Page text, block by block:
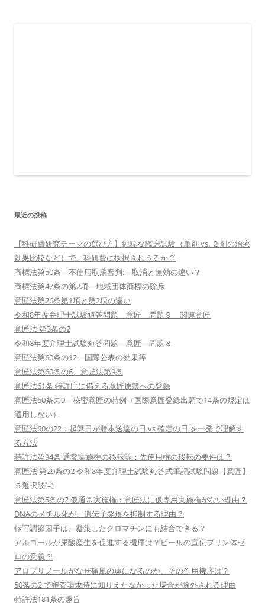
最近の投稿
【科研費研究テーマの選び方】純粋な臨床試験（単剤 vs. ２剤の治療
効果比較など）で、科研費に採択されうるか？
商標法第50条 不使用取消審判: 取消と無効の違い？
商標法第47条の第2項 地域団体商標の除斥
意匠法第26条第1項と第2項の違い
令和8年度弁理士試験短答問題 意匠 問題９ 関連意匠
意匠法 第3条の2
令和8年度弁理士試験短答問題 意匠 問題８
意匠法第60条の12 国際公表の効果等
意匠法第60条の6、意匠法第9条
意匠法61条 特許庁に備える意匠原簿への登録
意匠法60条の9 秘密意匠の特例（国際意匠登録出願で14条の規定は
適用しない）
意匠法60の22：起算日が謄本送達の日 vs 確定の日 を一発で理解す
る方法
特許法第94条 通常実施権の移転等：先使用権の移転の要件は？
意匠法 第29条の2 令和8年度弁理士試験短答式筆記試験問題【意匠】
５選択肢(ﾆ)
意匠法第5条の2 仮通常実施権：意匠法に仮専用実施権がない理由？
DNAのメチル化が、遺伝子発現を抑制する理由？
転写調節因子は、凝集したクロマチンにも結合できる？
アルコールが尿酸産生を促進する機序は？ビールの宣伝プリン体ゼ
ロの意義？
アロプリノールがなぜ痛風の薬になるのか、その作用機序は？
50条の2 で審査請求時に知りえたなかった場合が除外される理由
特許法181条の趣旨